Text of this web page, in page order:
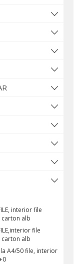
interior file
alb
file
alb
A4/50 file, interior